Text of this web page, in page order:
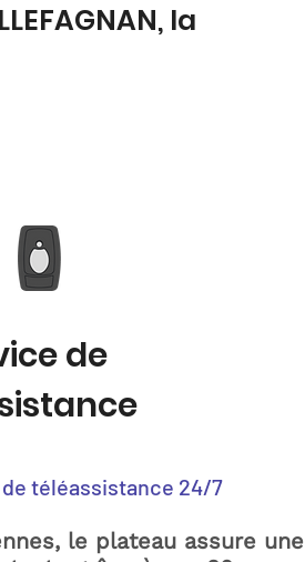
la
de
téléassistance 24/7
le plateau assure une